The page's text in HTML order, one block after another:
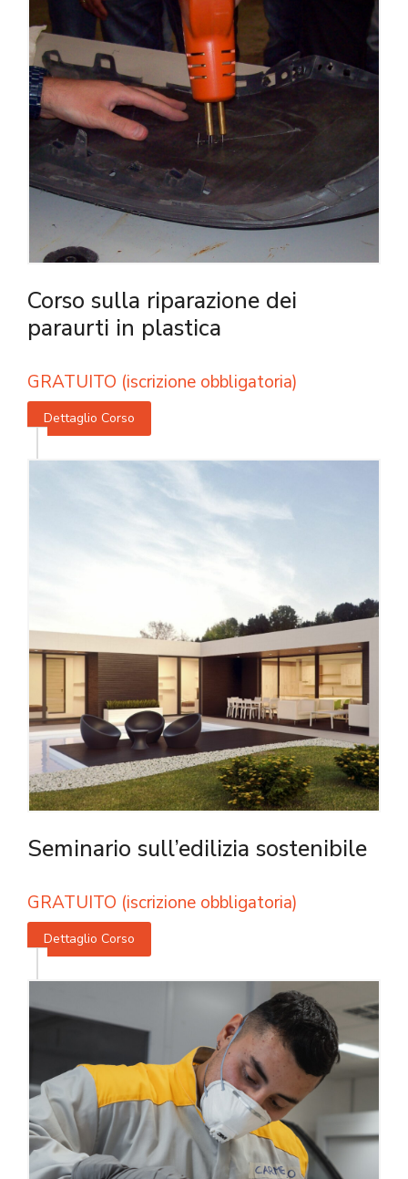
Corso sulla riparazione dei
paraurti in plastica
GRATUITO (iscrizione obbligatoria)
Dettaglio Corso
Seminario sull’edilizia sostenibile
GRATUITO (iscrizione obbligatoria)
Dettaglio Corso